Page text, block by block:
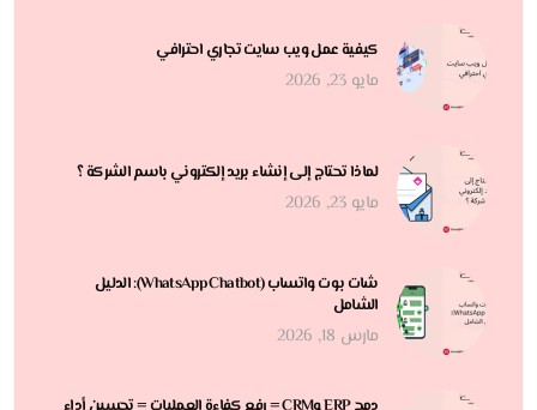
كيفية عمل ويب سايت تجاري احترافي
مايو 23, 2026
لماذا تحتاج إلى إنشاء بريد إلكتروني باسم الشركة ؟
مايو 23, 2026
شات بوت واتساب (WhatsApp Chatbot): الدليل
الشامل
مارس 18, 2026